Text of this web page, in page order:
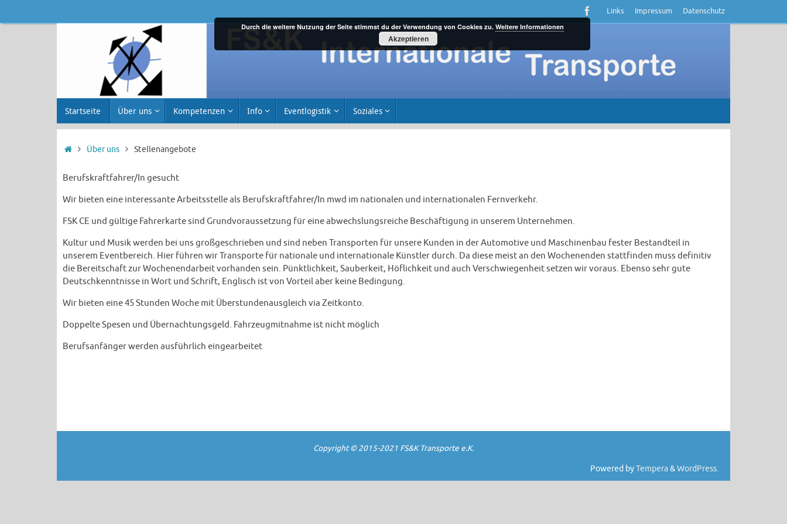
Links Impressum Datenschutz
Inhalt
springen
Startseite Über uns Kompetenzen Info Eventlogistik Soziales
Startseite
Über uns Stellenangebote
Berufskraftfahrer/In gesucht
Wir bieten eine interessante Arbeitsstelle als Berufskraftfahrer/In mwd im nationalen und internationalen Fernverkehr.
FSK CE und gültige Fahrerkarte sind Grundvoraussetzung für eine abwechslungsreiche Beschäftigung in unserem Unternehmen.
Kultur und Musik werden bei uns großgeschrieben und sind neben Transporten für unsere Kunden in der Automotive und Maschinenbau fester Bestandteil in
unserem Eventbereich. Hier führen wir Transporte für nationale und internationale Künstler durch. Da diese meist an den Wochenenden stattfinden muss definitiv
die Bereitschaft zur Wochenendarbeit vorhanden sein. Pünktlichkeit, Sauberkeit, Höflichkeit und auch Verschwiegenheit setzen wir voraus. Ebenso sehr gute
Deutschkenntnisse in Wort und Schrift, Englisch ist von Vorteil aber keine Bedingung.
Wir bieten eine 45 Stunden Woche mit Überstundenausgleich via Zeitkonto.
Doppelte Spesen und Übernachtungsgeld. Fahrzeugmitnahme ist nicht möglich
Berufsanfänger werden ausführlich eingearbeitet
Copyright © 2015-2021 FS&K Transporte e.K.
Powered byTempera&WordPress.
Durch die weitere Nutzung der Seite stimmst du der Verwendung von Cookies zu. Weitere Informationen
Akzeptieren